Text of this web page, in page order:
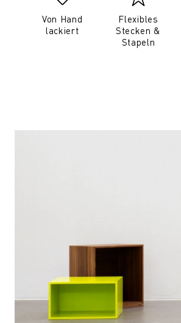
Von Hand
lackiert
Flexibles
Stecken &
Stapeln